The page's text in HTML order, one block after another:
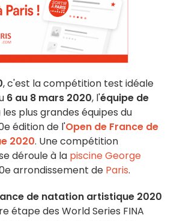
, c'est la compétition test idéale
6 au 8 mars 2020, l'équipe de
plus grandes équipes du
édition de l'Open de France de
2020. Une compétition
déroule à la piscine George
arrondissement de Paris.
de natation artistique 2020
étape des World Series FINA